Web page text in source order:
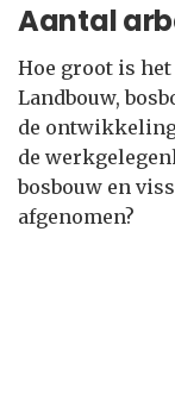
Aantal
Hoe groot is
Landbouw,
de ontwikkeling
de
bosbouw en
afgenomen?